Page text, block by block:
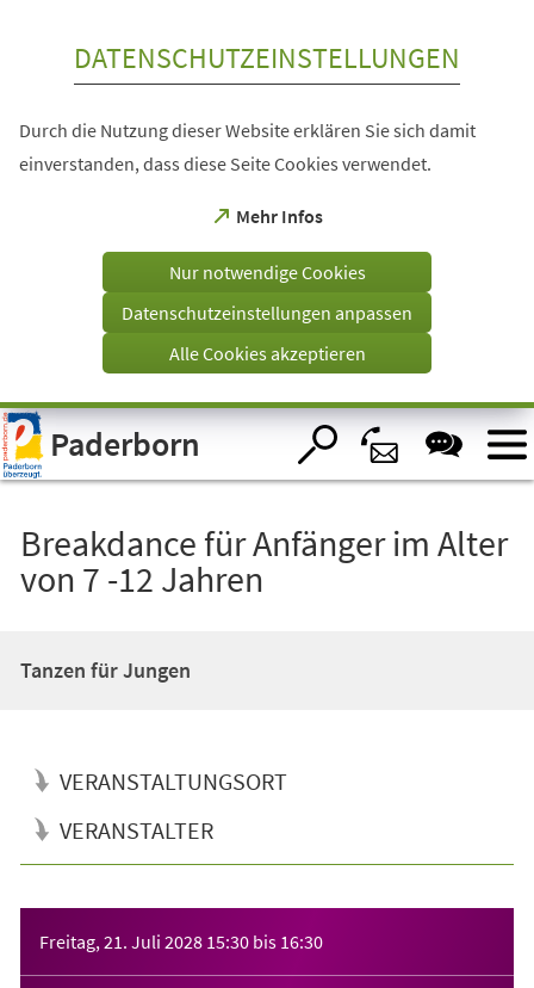
Visuelle
Assistenzsoftware
öffnen.
DATENSCHUTZEINSTELLUNGEN
Durch die Nutzung dieser Website erklären Sie sich damit
einverstanden, dass diese Seite Cookies verwendet.
Mehr Infos
(Öffnet
einem
Tab)
Nur notwendige Cookies
Datenschutzeinstellungen anpassen
Alle Cookies akzeptieren
Paderborn
Breakdance für Anfänger im Alter
von 7 -12 Jahren
Tanzen für Jungen
VERANSTALTUNGSORT
VERANSTALTER
Freitag, 21. Juli 2028 15:30 bis 16:30